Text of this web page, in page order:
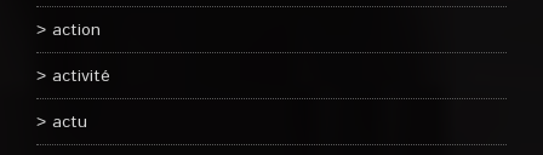
action
activité
actu